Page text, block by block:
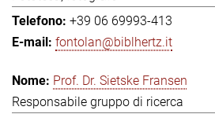
+39 06 69993-413
fontolan@biblhertz.it
Prof. Dr. Sietske Fransen
Responsabile gruppo di ricerca